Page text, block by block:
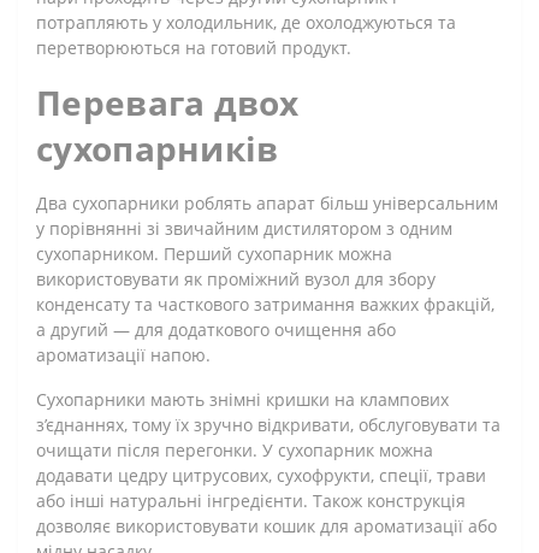
потрапляють у холодильник, де охолоджуються та
перетворюються на готовий продукт.
Перевага двох
сухопарників
Два сухопарники роблять апарат більш універсальним
у порівнянні зі звичайним дистилятором з одним
сухопарником. Перший сухопарник можна
використовувати як проміжний вузол для збору
конденсату та часткового затримання важких фракцій,
а другий — для додаткового очищення або
ароматизації напою.
Сухопарники мають знімні кришки на клампових
з’єднаннях, тому їх зручно відкривати, обслуговувати та
очищати після перегонки. У сухопарник можна
додавати цедру цитрусових, сухофрукти, спеції, трави
або інші натуральні інгредієнти. Також конструкція
дозволяє використовувати кошик для ароматизації або